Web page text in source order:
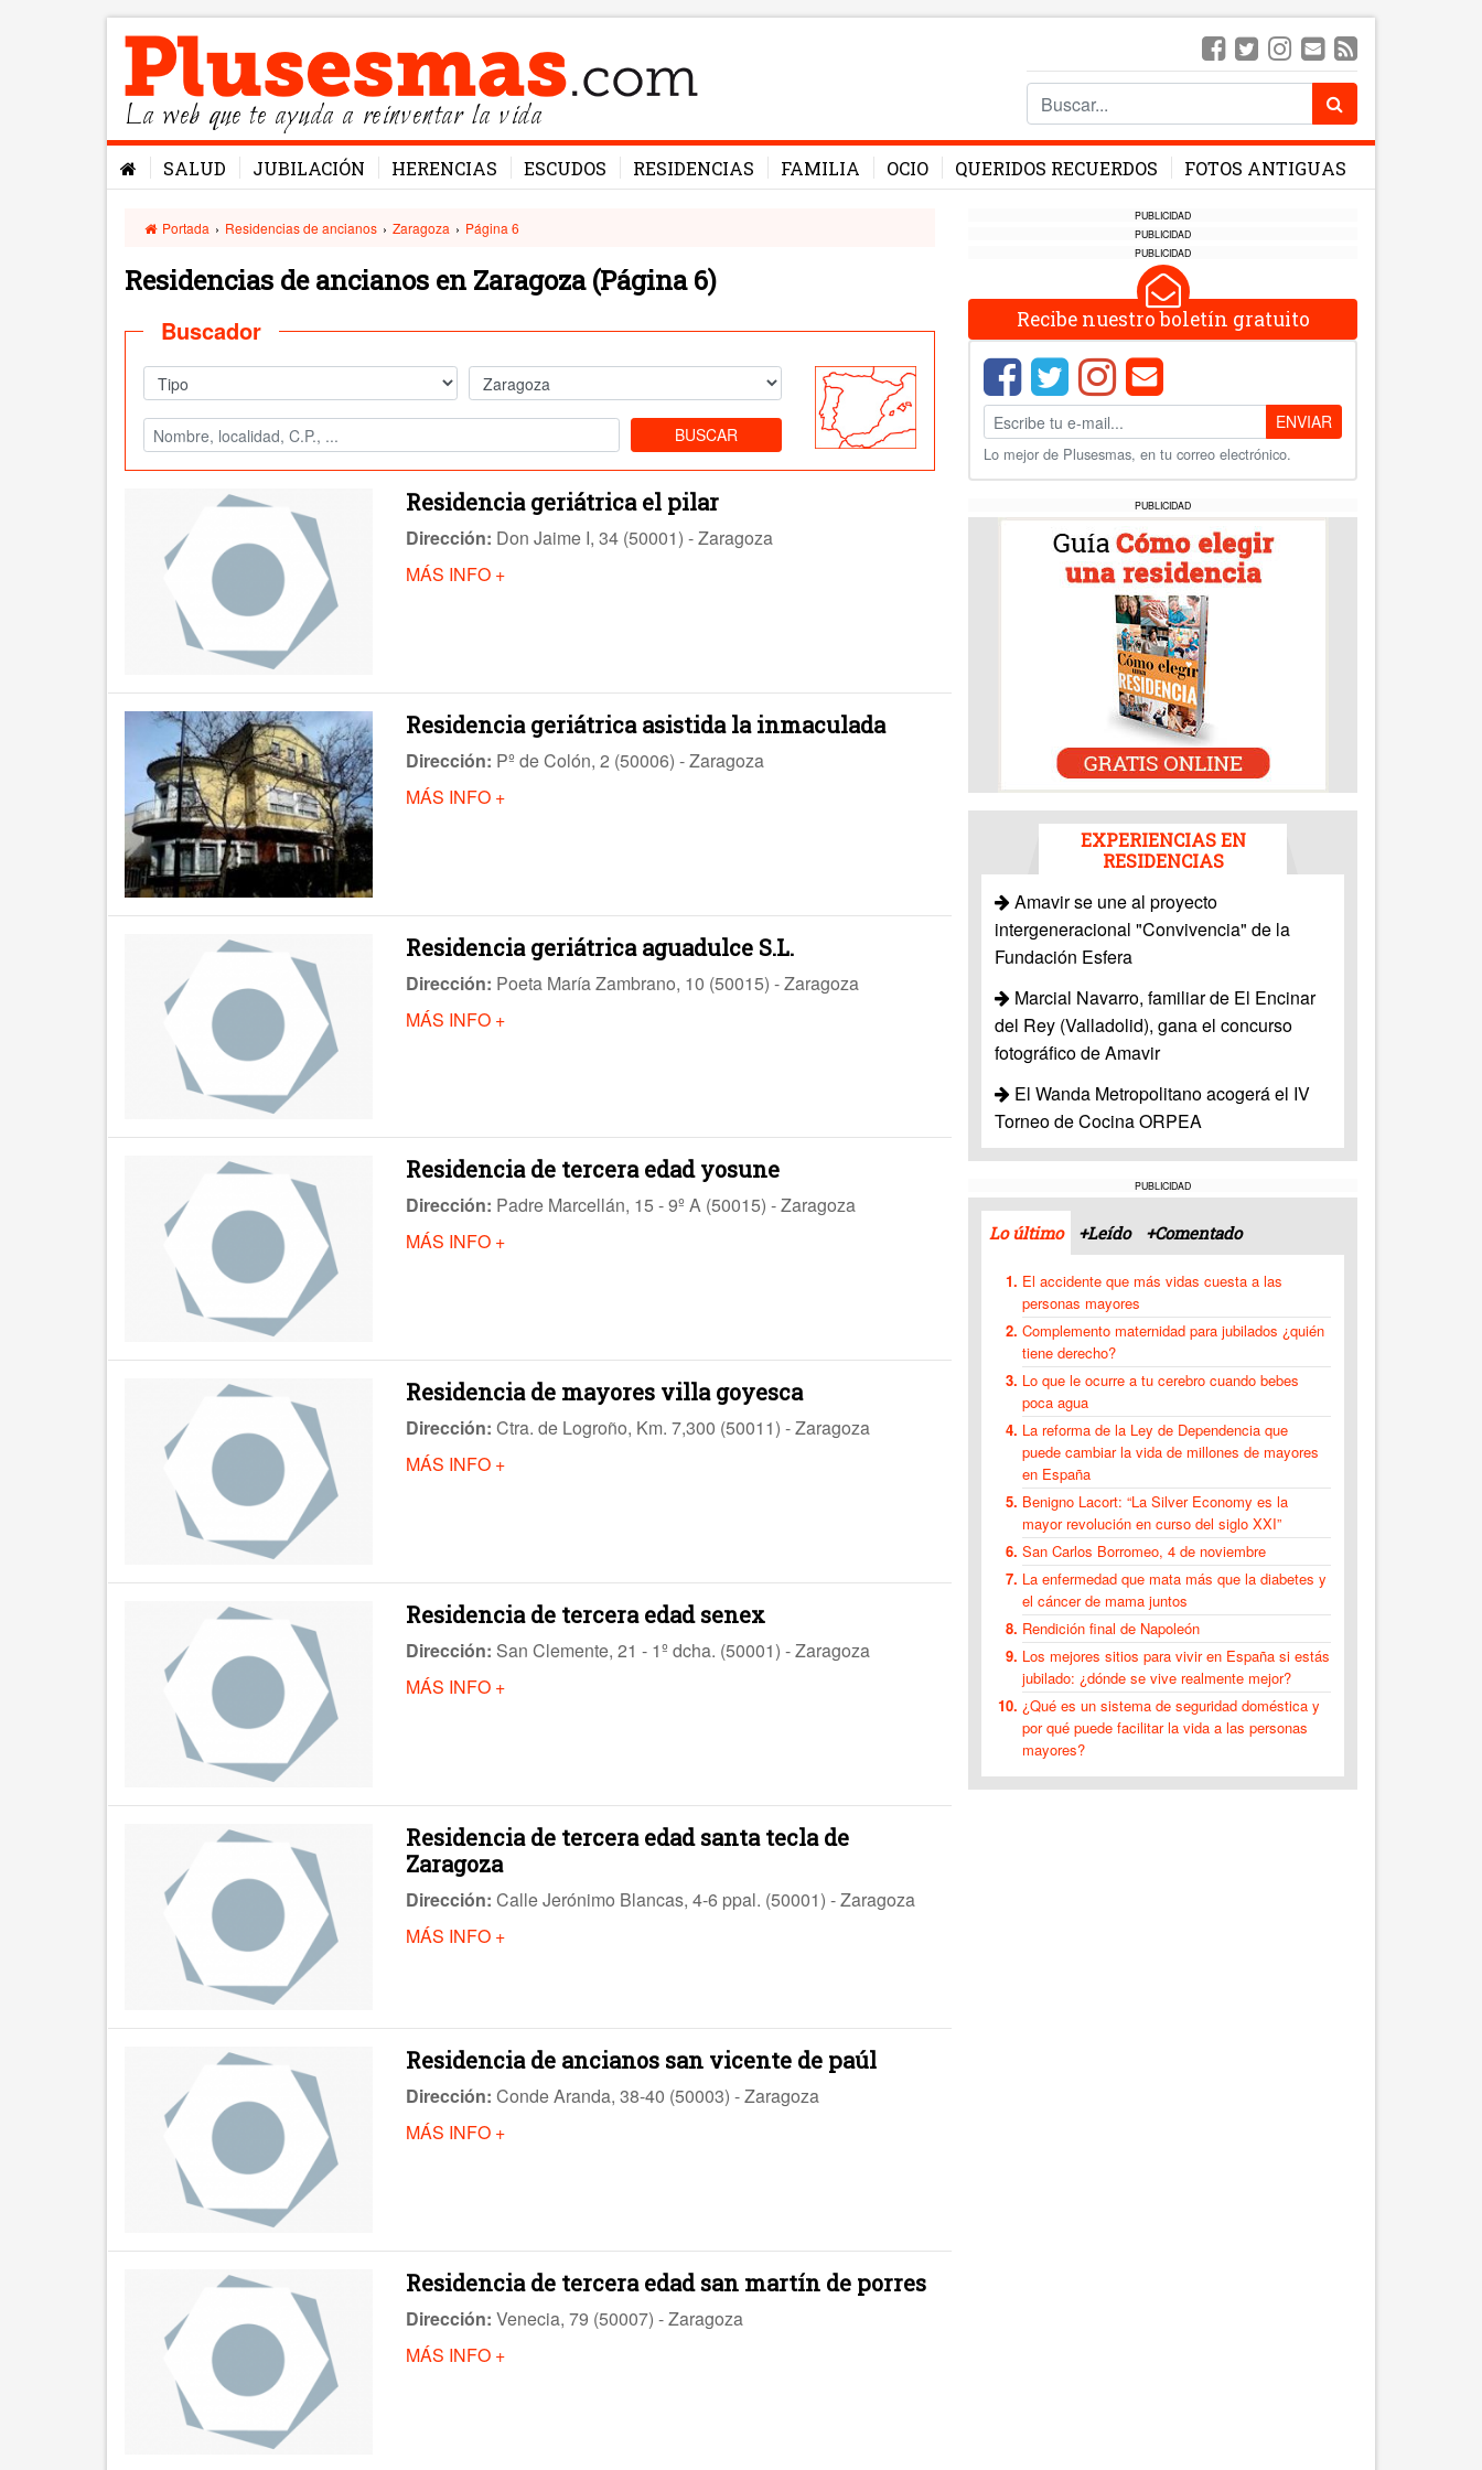
La web que te ayuda a reinventar la vida
SALUD JUBILACIÓN HERENCIAS ESCUDOS RESIDENCIAS FAMILIA OCIO QUERIDOS RECUERDOS FOTOS ANTIGUAS
Portada › Residencias de ancianos › Zaragoza › Página 6
Residencias de ancianos en Zaragoza(Página 6)
Buscador
BUSCAR
Residencia geriátrica el pilar
Dirección: Don Jaime I, 34 (50001) - Zaragoza
MÁS INFO +
Residencia geriátrica asistida la inmaculada
Dirección: Pº de Colón, 2 (50006) - Zaragoza
MÁS INFO +
Residencia geriátrica aguadulce S.L.
Dirección: Poeta María Zambrano, 10 (50015) - Zaragoza
MÁS INFO +
Residencia de tercera edad yosune
Dirección: Padre Marcellán, 15 - 9º A (50015) - Zaragoza
MÁS INFO +
Residencia de mayores villa goyesca
Dirección: Ctra. de Logroño, Km. 7,300 (50011) - Zaragoza
MÁS INFO +
Residencia de tercera edad senex
Dirección: San Clemente, 21 - 1º dcha. (50001) - Zaragoza
MÁS INFO +
Residencia de tercera edad santa tecla de
Zaragoza
Dirección: Calle Jerónimo Blancas, 4-6 ppal. (50001) - Zaragoza
MÁS INFO +
Residencia de ancianos san vicente de paúl
Dirección: Conde Aranda, 38-40 (50003) - Zaragoza
MÁS INFO +
Residencia de tercera edad san martín de porres
Dirección: Venecia, 79 (50007) - Zaragoza
MÁS INFO +
PUBLICIDAD
PUBLICIDAD
PUBLICIDAD
Recibe nuestro boletín gratuito
ENVIAR
Lo mejor de Plusesmas, en tu correo electrónico.
PUBLICIDAD
EXPERIENCIAS EN
RESIDENCIAS
Amavir se une al proyecto
intergeneracional "Convivencia" de la
Fundación Esfera
Marcial Navarro, familiar de El Encinar
del Rey (Valladolid), gana el concurso
fotográfico de Amavir
El Wanda Metropolitano acogerá el IV
Torneo de Cocina ORPEA
PUBLICIDAD
Lo último +Leído +Comentado
El accidente que más vidas cuesta a las
personas mayores
Complemento maternidad para jubilados ¿quién
tiene derecho?
Lo que le ocurre a tu cerebro cuando bebes
poca agua
La reforma de la Ley de Dependencia que
puede cambiar la vida de millones de mayores
en España
Benigno Lacort: “La Silver Economy es la
mayor revolución en curso del siglo XXI”
San Carlos Borromeo, 4 de noviembre
La enfermedad que mata más que la diabetes y
el cáncer de mama juntos
Rendición final de Napoleón
Los mejores sitios para vivir en España si estás
jubilado: ¿dónde se vive realmente mejor?
¿Qué es un sistema de seguridad doméstica y
por qué puede facilitar la vida a las personas
mayores?